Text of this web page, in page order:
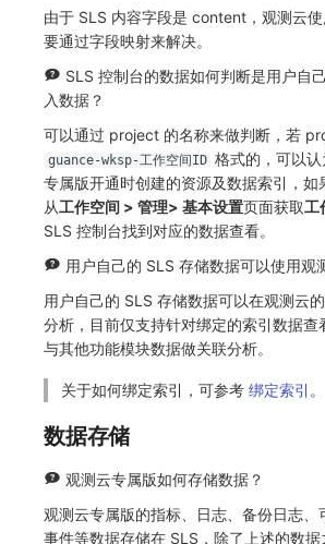
由于 SLS 内容字段是 content，观测云
要通过字段映射来解决。
SLS 控制台的数据如何判断是用户自
入数据？
可以通过 project 的名称来做判断，若
guance-wksp-工作空间ID 格式的，可以
专属版开通时创建的资源及数据索引，如
从工作空间 > 管理> 基本设置页面获取工
SLS 控制台找到对应的数据查看。
用户自己的 SLS 存储数据可以使用观
用户自己的 SLS 存储数据可以在观测云
分析，目前仅支持针对绑定的索引数据查
与其他功能模块数据做关联分析。
关于如何绑定索引，可参考 绑定索引 。
数据存储
观测云专属版如何存储数据？
观测云专属版的指标、日志、备份日志、
事件等数据存储在 SLS，除了上述的数据